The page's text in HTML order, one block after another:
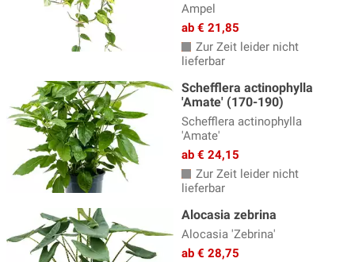
Ampel
ab € 21,85
Zur Zeit leider nicht
lieferbar
Schefflera actinophylla
'Amate' (170-190)
Schefflera actinophylla
'Amate'
ab € 24,15
Zur Zeit leider nicht
lieferbar
Alocasia zebrina
Alocasia 'Zebrina'
ab € 28,75